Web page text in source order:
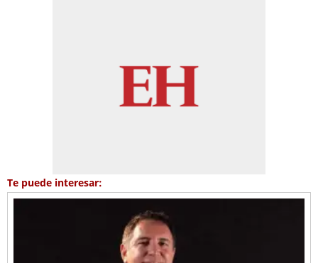
Te puede interesar: